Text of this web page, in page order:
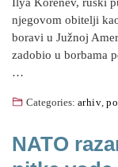
njegovom obitelji
boravi u Južnoj
zadobio u borbama
…
Categories: arhiv,
NATO